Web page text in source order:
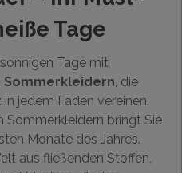
Tage
Tage mit
Sommerkleidern, die
jedem Faden vereinen.
Sommerkleidern bringt Sie
Monate des Jahres.
aus fließenden Stoffen,